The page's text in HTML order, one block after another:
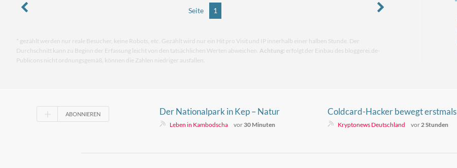
Seite 1
* gezählt werden nur reale Besucher, keine Robots, etc. Gezählt wird nur ein Hit pro Visit und IP innerhalb einer halben Stunde. Der
Durchschnitt kann zu Beginn der Erfassung leicht von den tatsächlichen Werten abweichen. Achtung: erfolgt der Einbau des bloggerei.de-
Publicons nicht ordnungsgemäß, können die Zahlen niedriger ausfallen.
ABONNIEREN
Der Nationalpark in Kep – Natur
purLeben in Kambodscha vor 30 Minuten
Coldcard-Hacker bewegt erstmals
1,94 Millionen Dollar in gestohlenen
Kryptonews Deutschland vor2 Stunden